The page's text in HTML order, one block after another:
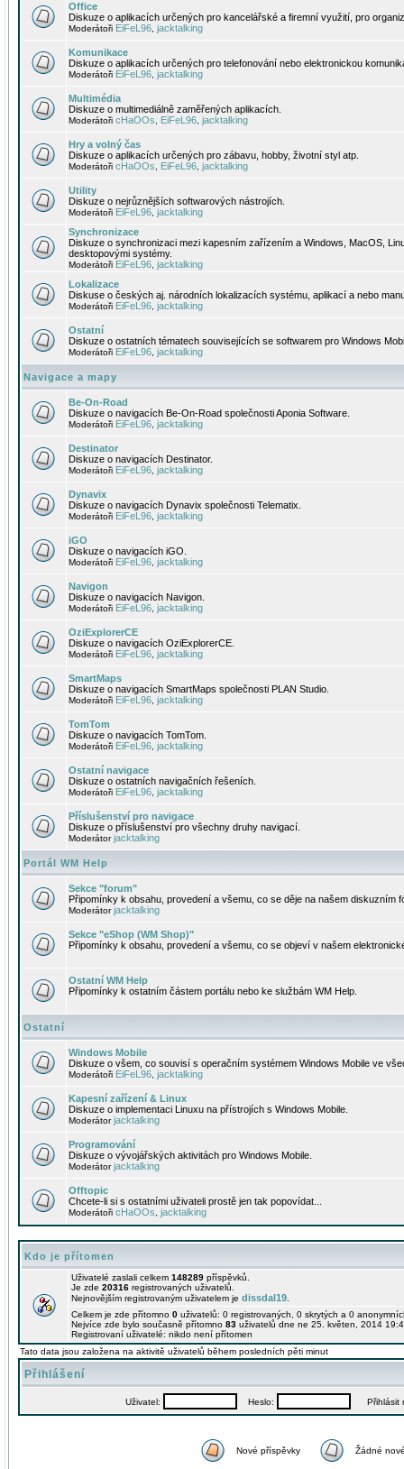
Office
Diskuze o aplikacích určených pro kancelářské a firemní využití, pro
Moderátoři EiFeL96 jacktalking
Komunikace
Diskuze o aplikacích určených pro telefonování nebo elektronickou
Moderátoři EiFeL96 jacktalking
Multimédia
Diskuze o multimediálně zaměřených aplikacích.
Moderátoři cHaOOs EiFeL96 jacktalking
Hry a volný čas
Diskuze o aplikacích určených pro zábavu, hobby, životní styl atp.
Moderátoři cHaOOs EiFeL96 jacktalking
Utility
Diskuze o nejrůznějších softwarových nástrojích.
Moderátoři EiFeL96 jacktalking
Synchronizace
Diskuze o synchronizaci mezi kapesním zařízením a Windows, MacOS,
desktopovými systémy.
Moderátoři EiFeL96 jacktalking
Lokalizace
Diskuse o českých aj. národních lokalizacích systému, aplikací a nebo
Moderátoři EiFeL96 jacktalking
Ostatní
Diskuze o ostatních tématech souvisejících se softwarem pro Windows
Moderátoři EiFeL96 jacktalking
Navigace a mapy
Be-On-Road
Diskuze o navigacích Be-On-Road společnosti Aponia Software.
Moderátoři EiFeL96 jacktalking
Destinator
Diskuze o navigacích Destinator.
Moderátoři EiFeL96 jacktalking
Dynavix
Diskuze o navigacích Dynavix společnosti Telematix.
Moderátoři EiFeL96 jacktalking
iGO
Diskuze o navigacích iGO.
Moderátoři EiFeL96 jacktalking
Navigon
Diskuze o navigacích Navigon.
Moderátoři EiFeL96 jacktalking
OziExplorerCE
Diskuze o navigacích OziExplorerCE.
Moderátoři EiFeL96 jacktalking
SmartMaps
Diskuze o navigacích SmartMaps společnosti PLAN Studio.
Moderátoři EiFeL96 jacktalking
TomTom
Diskuze o navigacích TomTom.
Moderátoři EiFeL96 jacktalking
Ostatní navigace
Diskuze o ostatních navigačních řešeních.
Moderátoři EiFeL96 jacktalking
Příslušenství pro navigace
Diskuze o příslušenství pro všechny druhy navigací.
Moderátorjacktalking
Portál WM Help
Sekce "forum"
Připomínky k obsahu, provedení a všemu, co se děje na našem diskuzním
Moderátorjacktalking
Sekce "eShop (WM Shop)"
Připomínky k obsahu, provedení a všemu, co se objeví v našem
Ostatní WM Help
Připomínky k ostatním částem portálu nebo ke službám WM Help.
Ostatní
Windows Mobile
Diskuze o všem, co souvisí s operačním systémem Windows Mobile ve
Moderátoři EiFeL96 jacktalking
Kapesní zařízení & Linux
Diskuze o implementaci Linuxu na přístrojích s Windows Mobile.
Moderátorjacktalking
Programování
Diskuze o vývojářských aktivitách pro Windows Mobile.
Moderátorjacktalking
Offtopic
Chcete-li si s ostatními uživateli prostě jen tak popovídat...
Moderátoři cHaOOs jacktalking
Kdo je přítomen
Uživatelé zaslali celkem 148289 příspěvků.
Je zde 20316 registrovaných uživatelů.
Nejnovějším registrovaným uživatelem je dissdal19
Celkem je zde přítomno 0 uživatelů: 0 registrovaných, 0 skrytých a 0
Nejvíce zde bylo současně přítomno 83 uživatelů dne ne 25. květen, 2014
Registrovaní uživatelé: nikdo není přítomen
Tato data jsou založena na aktivitě uživatelů během posledních pěti minut
Přihlášení
Uživatel: Heslo: Přihlásit
Nové příspěvky Žádné